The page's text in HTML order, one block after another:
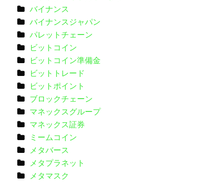
バイナンス
バイナンスジャパン
パレットチェーン
ビットコイン
ビットコイン準備金
ビットトレード
ビットポイント
ブロックチェーン
マネックスグループ
マネックス証券
ミームコイン
メタバース
メタプラネット
メタマスク